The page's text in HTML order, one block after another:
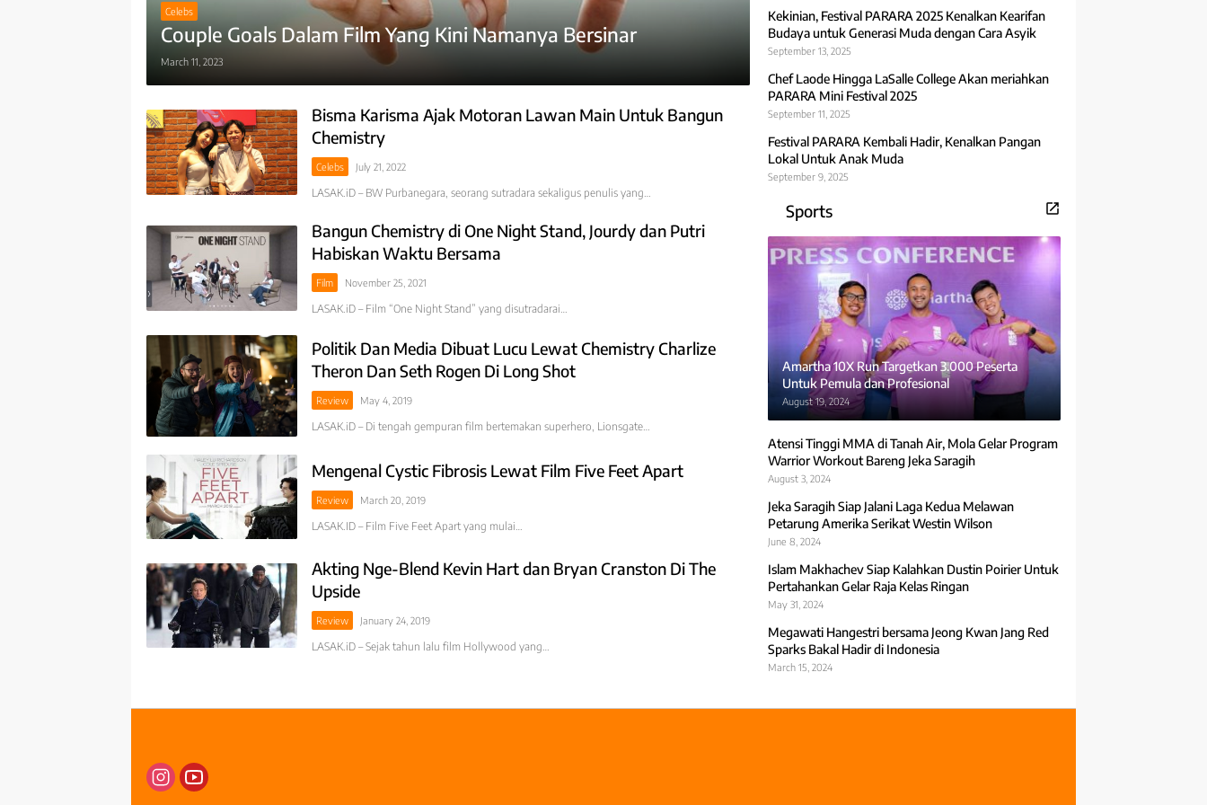
Celebs
Couple Goals Dalam Film Yang Kini Namanya Bersinar
March 11, 2023
Bisma Karisma Ajak Motoran Lawan Main Untuk Bangun
Chemistry
Celebs July 21, 2022
LASAK.iD – BW Purbanegara, seorang sutradara sekaligus penulis yang…
Bangun Chemistry di One Night Stand, Jourdy dan Putri
Habiskan Waktu Bersama
Film November 25, 2021
LASAK.iD – Film “One Night Stand” yang disutradarai…
Politik Dan Media Dibuat Lucu Lewat Chemistry Charlize
Theron Dan Seth Rogen Di Long Shot
Review May 4, 2019
LASAK.iD – Di tengah gempuran film bertemakan superhero, Lionsgate…
Mengenal Cystic Fibrosis Lewat Film Five Feet Apart
Review March 20, 2019
LASAK.ID – Film Five Feet Apart yang mulai…
Akting Nge-Blend Kevin Hart dan Bryan Cranston Di The
Upside
Review January 24, 2019
LASAK.iD – Sejak tahun lalu film Hollywood yang…
Kekinian, Festival PARARA 2025 Kenalkan Kearifan
Budaya untuk Generasi Muda dengan Cara Asyik
September 13, 2025
Chef Laode Hingga LaSalle College Akan meriahkan
PARARA Mini Festival 2025
September 11, 2025
Festival PARARA Kembali Hadir, Kenalkan Pangan
Lokal Untuk Anak Muda
September 9, 2025
Sports
Amartha 10X Run Targetkan 3.000 Peserta
Untuk Pemula dan Profesional
August 19, 2024
Atensi Tinggi MMA di Tanah Air, Mola Gelar Program
Warrior Workout Bareng Jeka Saragih
August 3, 2024
Jeka Saragih Siap Jalani Laga Kedua Melawan
Petarung Amerika Serikat Westin Wilson
June 8, 2024
Islam Makhachev Siap Kalahkan Dustin Poirier Untuk
Pertahankan Gelar Raja Kelas Ringan
May 31, 2024
Megawati Hangestri bersama Jeong Kwan Jang Red
Sparks Bakal Hadir di Indonesia
March 15, 2024